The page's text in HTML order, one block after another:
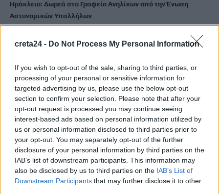
creta24 - Do Not Process My Personal Information
If you wish to opt-out of the sale, sharing to third parties, or
processing of your personal or sensitive information for
targeted advertising by us, please use the below opt-out
section to confirm your selection. Please note that after your
opt-out request is processed you may continue seeing
interest-based ads based on personal information utilized by
us or personal information disclosed to third parties prior to
your opt-out. You may separately opt-out of the further
disclosure of your personal information by third parties on the
IAB’s list of downstream participants. This information may
also be disclosed by us to third parties on the IAB’s List of
Downstream Participants that may further disclose it to other
Ηράκλειο: Δωρεά στο Γραφείο Ανηλίκων από την Ένωση
Αστυνομικών Υπαλλήλων
6 Αυγούστου, 2026
που παρουσίασε ο Μητσοτάκης – Όλες οι προθεσμίες
6 Αυγούστου, 2026
Η αποκαλυπτική κατάθεση της συζύγου του Αφγανού: Πώς
γνωρίσαμε τη Λίσα, γιατί υποψιάστηκα ότι ήταν το πτώμα
στη βαλίτσα
6 Αυγούστου, 2026
Ηράκλειο: Ζημιά άνω του ενός εκατομμυρίου ευρώ στην
ετήσια χρήση της ΔΕΠΑΝΑΛ